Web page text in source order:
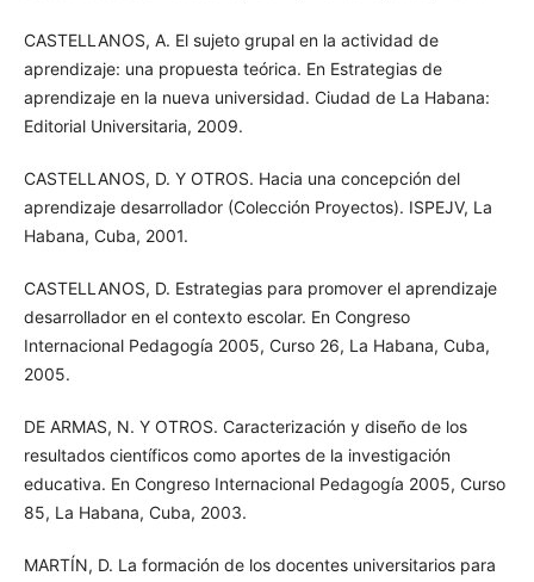
CASTELLANOS, A. El sujeto grupal en la actividad de
aprendizaje: una propuesta teórica. En Estrategias de
aprendizaje en la nueva universidad. Ciudad de La Habana:
Editorial Universitaria, 2009.
CASTELLANOS, D. Y OTROS. Hacia una concepción del
aprendizaje desarrollador (Colección Proyectos). ISPEJV, La
Habana, Cuba, 2001.
CASTELLANOS, D. Estrategias para promover el aprendizaje
desarrollador en el contexto escolar. En Congreso
Internacional Pedagogía 2005, Curso 26, La Habana, Cuba,
2005.
DE ARMAS, N. Y OTROS. Caracterización y diseño de los
resultados científicos como aportes de la investigación
educativa. En Congreso Internacional Pedagogía 2005, Curso
85, La Habana, Cuba, 2003.
MARTÍN, D. La formación de los docentes universitarios para